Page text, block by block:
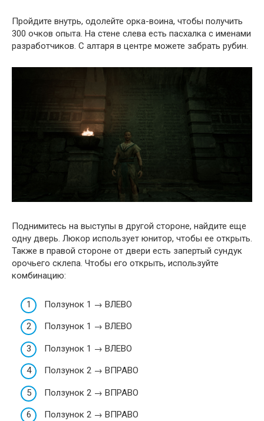
Пройдите внутрь, одолейте орка-воина, чтобы получить
300 очков опыта. На стене слева есть пасхалка с именами
разработчиков. С алтаря в центре можете забрать рубин.
Поднимитесь на выступы в другой стороне, найдите еще
одну дверь. Люкор использует юнитор, чтобы ее открыть.
Также в правой стороне от двери есть запертый сундук
орочьего склепа. Чтобы его открыть, используйте
комбинацию:
Ползунок 1 → ВЛЕВО
Ползунок 1 → ВЛЕВО
Ползунок 1 → ВЛЕВО
Ползунок 2 → ВПРАВО
Ползунок 2 → ВПРАВО
Ползунок 2 → ВПРАВО